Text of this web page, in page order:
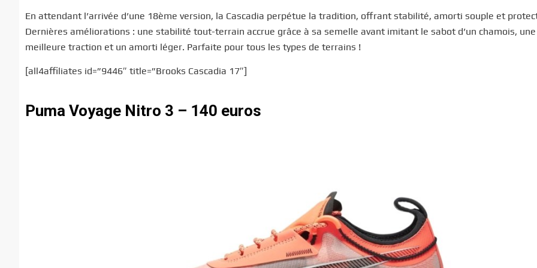
En attendant l’arrivée d’une 18ème version, la Cascadia perpétue la tradition, offrant stabilité, amorti souple et
Dernières améliorations : une stabilité tout-terrain accrue grâce à sa semelle avant imitant le sabot d’un chamois, une
meilleure traction et un amorti léger. Parfaite pour tous les types de terrains !
[all4affiliates id=”9446″ title=”Brooks Cascadia 17″]
Puma Voyage Nitro 3 – 140 euros